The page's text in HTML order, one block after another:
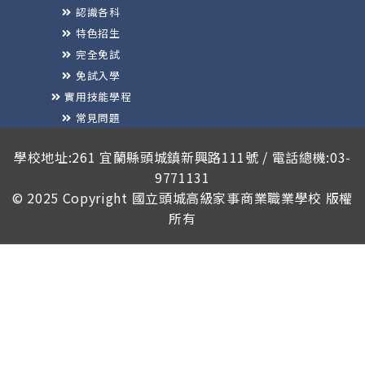
認識各科
特色招生
完全免試
免試入學
實用技能學程
常見問題
學校地址:261 宜蘭縣頭城鎮新興路111號 / 電話總機:03-
9771131
© 2025 Copyright 國立頭城高級家事商業職業學校 版權
所有